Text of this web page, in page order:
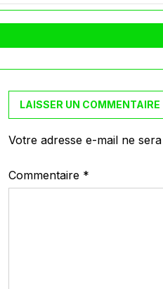
LAISSER UN COMMENTAIRE
Votre adresse e-mail ne
Commentaire *